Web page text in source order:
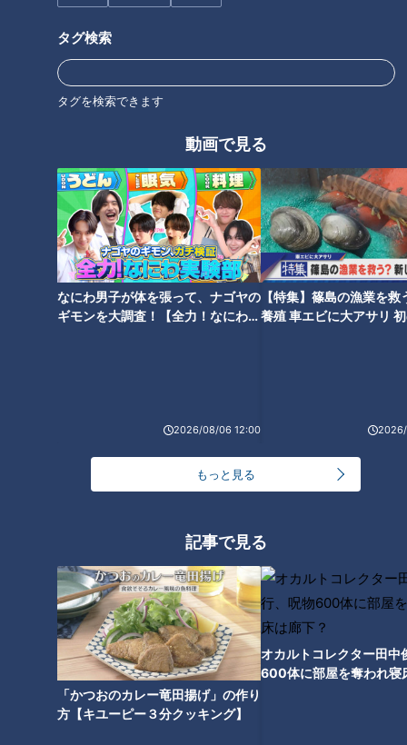
タグ検索
タグを検索できます
動画で見る
なにわ男子が体を張って、ナゴヤの
ギモンを大調査！【全力！なにわ実
2026/08/06 12:00
【特集】篠島の漁業を救
養殖 車エビに大アサリ
もっと見る
記事で見る
「かつおのカレー竜田揚げ」の作り
方【キユーピー３分クッキング】
オカルトコレクター田中
600体に部屋を奪われ寝
CBCテレビ『健康カプセル！ゲンキの時間』
呼吸の基本は「吐く力」だそうです。加齢などによって肺の
「肺胞」という部分が壊れると、弾力がなくなって肺が膨らん
でしまいます。すると、肺に溜まった空気に押されて肺にある
気管支が圧迫されるため、気管支が細くなり息を吐きにくくな
～「ティッシュ飛ばし」で肺年齢をチェック～
≪用意するもの≫
ラップの芯（30cm）、ティッシュ2枚、テープ
▼上記のティッシュをラップの芯に詰め 2cmほど押し込む
▼筒を口に当て 吹き矢のように一気に吹いて飛ばす
▼飛んだ距離を測定する
≪飛距離と肺年齢の目安≫
20～30代 50～60代 要検査